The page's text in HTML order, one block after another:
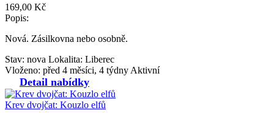
169,00 Kč
Popis:
Nová. Zásilkovna nebo osobně.
Stav: nova Lokalita: Liberec
Vloženo: před 4 měsíci, 4 týdny Aktivní
Detail nabídky
Krev dvojčat: Kouzlo elfů